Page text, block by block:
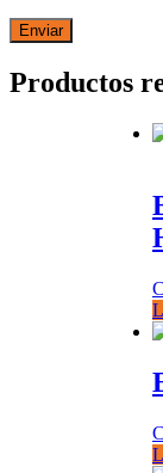
Productos